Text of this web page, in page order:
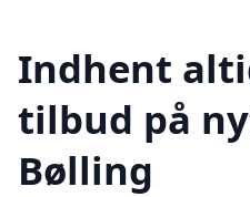
Indhent
tilbud på
Bølling